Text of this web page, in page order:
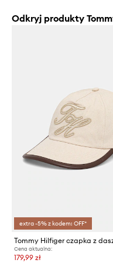
Odkryj produkty
extra -5% z kodem: OFF*
Cena aktualna:
179,99 zł